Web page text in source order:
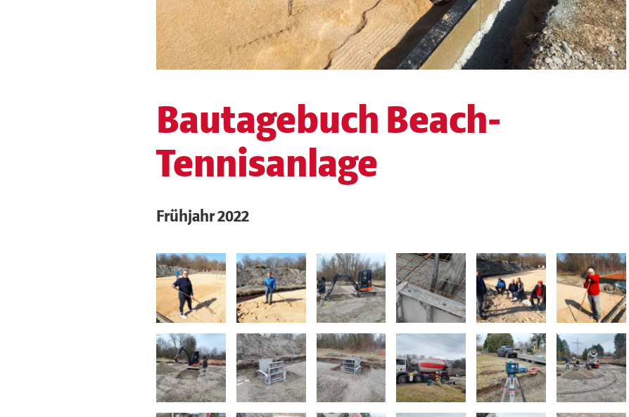
Bautagebuch Beach-
Tennisanlage
Frühjahr 2022